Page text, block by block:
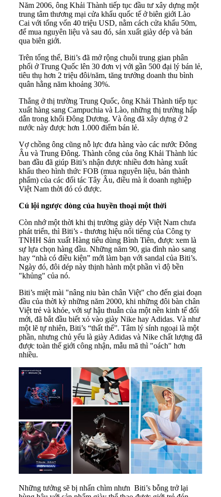
Năm 2006, ông Khải Thành tiếp tục đầu tư xây dựng một
trung tâm thương mại cửa khẩu quốc tế ở biên giới Lào
Cai với tổng vốn 40 triệu USD, nằm cách cửa khẩu 50m,
để mua nguyên liệu và sau đó, sản xuất giày dép và bán
qua biên giới.
Trên tổng thể, Biti’s đã mở rộng chuỗi trung gian phân
phối ở Trung Quốc lên 30 đơn vị với gần 500 đại lý bán lẻ,
tiêu thụ hơn 2 triệu đôi/năm, tăng trưởng doanh thu bình
quân hằng năm khoảng 30%.
Thắng ở thị trường Trung Quốc, ông Khải Thành tiếp tục
xuất hàng sang Campuchia và Lào, những thị trường hấp
dẫn trong khối Đông Dương. Và ông đã xây dựng ở 2
nước này được hơn 1.000 điểm bán lẻ.
Vợ chồng ông cũng nỗ lực đưa hàng vào các nước Đông
Âu và Trung Đông. Thành công của ông Khải Thành lúc
ban đầu đã giúp Biti’s nhận được nhiều đơn hàng xuất
khẩu theo hình thức FOB (mua nguyên liệu, bán thành
phẩm) của các đối tác Tây Âu, điều mà ít doanh nghiệp
Việt Nam thời đó có được.
Cú lội ngược dòng của huyền thoại một thời
Còn nhớ một thời khi thị trường giày dép Việt Nam chưa
phát triển, thì Biti’s - thương hiệu nổi tiếng của Công ty
TNHH Sản xuất Hàng tiêu dùng Bình Tiên, được xem là
sự lựa chọn hàng đầu. Những năm 90, gia đình nào sang
hay “nhà có điều kiện” mới làm bạn với sandal của Biti’s.
Ngày đó, đôi dép này thịnh hành một phần vì độ bền
"khủng" của nó.
Biti’s miệt mài "nâng niu bàn chân Việt" cho đến giai đoạn
đầu của thời kỳ những năm 2000, khi những đôi bàn chân
Việt trẻ và khỏe, với sự hậu thuẫn của một nền kinh tế đổi
mới, đã bắt đầu biết xỏ vào giày Nike hay Adidas. Và như
một lẽ tự nhiên, Biti’s “thất thế”. Tâm lý sính ngoại là một
phần, nhưng chủ yếu là giày Adidas và Nike chất lượng đã
được toàn thế giới công nhận, mẫu mã thì "oách" hơn
nhiều.
Những tưởng sẽ bị nhấn chìm nhưn Biti’s bỗng trở lại